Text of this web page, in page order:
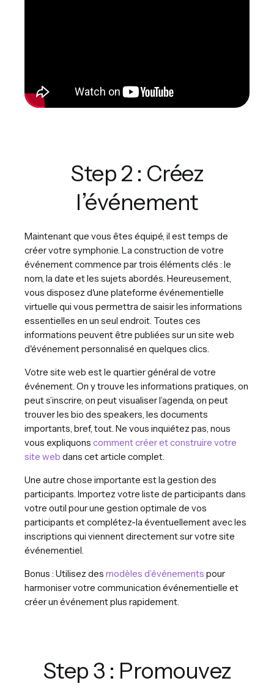
Step 2 : Créez
l’événement
Maintenant que vous êtes équipé, il est temps de
créer votre symphonie. La construction de votre
événement commence par trois éléments clés : le
nom, la date et les sujets abordés. Heureusement,
vous disposez d'une plateforme événementielle
virtuelle qui vous permettra de saisir les informations
essentielles en un seul endroit. Toutes ces
informations peuvent être publiées sur un site web
d'événement personnalisé en quelques clics.
Votre site web est le quartier général de votre
événement. On y trouve les informations pratiques, on
peut s’inscrire, on peut visualiser l’agenda, on peut
trouver les bio des speakers, les documents
importants, bref, tout. Ne vous inquiétez pas, nous
vous expliquons comment créer et construire votre
site web dans cet article complet.
Une autre chose importante est la gestion des
participants. Importez votre liste de participants dans
votre outil pour une gestion optimale de vos
participants et complétez-la éventuellement avec les
inscriptions qui viennent directement sur votre site
événementiel.
Bonus : Utilisez des modèles d’événements pour
harmoniser votre communication événementielle et
créer un événement plus rapidement.
Step 3 : Promouvez